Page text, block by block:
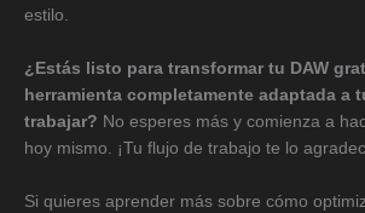
estilo.
¿Estás listo para transformar tu DAW
herramienta completamente adaptada a
trabajar? No esperes más y comienza a
hoy mismo. ¡Tu flujo de trabajo te lo
Si quieres aprender más sobre cómo